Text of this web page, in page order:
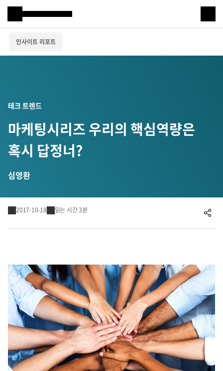
Samsung SDS
인사이트 리포트
IT서비스
디지털 혁신
물류 서비스
인사이트
인사이트 리포트
고객사례
리소스
테크 트렌드
마케팅시리즈 우리의 핵심역량은
혹시 답정너?
심영환
2017-10-18
읽는 시간 3분
공유하기